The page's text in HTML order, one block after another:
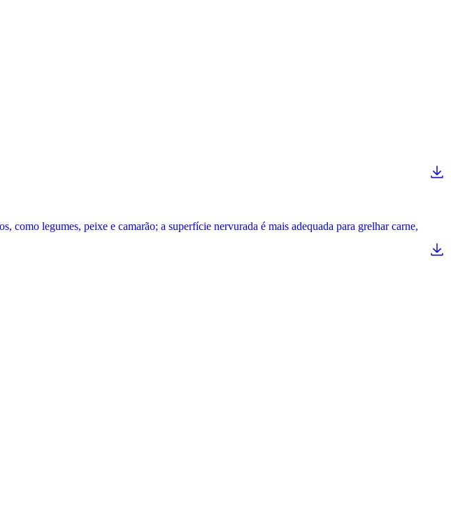
como legumes, peixe e camarão; a superfície nervurada é mais adequada para grelhar carne,